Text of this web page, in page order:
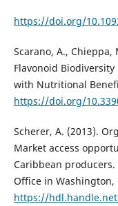
https://doi.org/
Scarano, A., Chieppa,
Flavonoid
with Nutritional
https://doi.org/
Scherer, A. (2013).
Market access
Caribbean producers.
Office in Washington,
https://